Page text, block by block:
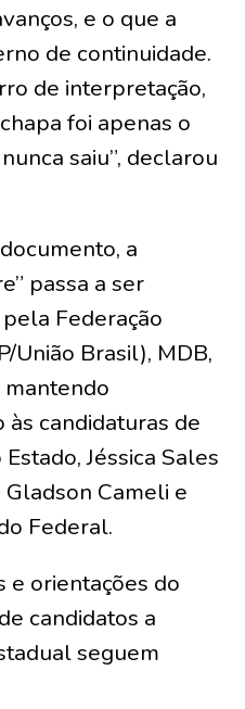
e o que a
de continuidade.
de interpretação,
foi apenas o
saiu”, declarou
a
passa a ser
Federação
União Brasil), MDB,
mantendo
candidaturas de
Jéssica Sales
Cameli e
Federal.
e orientações do
candidatos a
seguem